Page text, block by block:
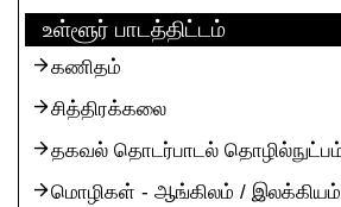
உள்ளூர் பாடத்திட்டம்
கணிதம்
சித்திரக்கலை
தகவல் தொடர்பாடல்
மொழிகள் - ஆங்கிலம் / இலக்கியம்